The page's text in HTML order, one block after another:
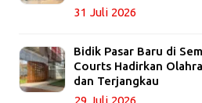
31 Juli 2026
Bidik Pasar Baru di
Courts Hadirkan
dan Terjangkau
29 Juli 2026